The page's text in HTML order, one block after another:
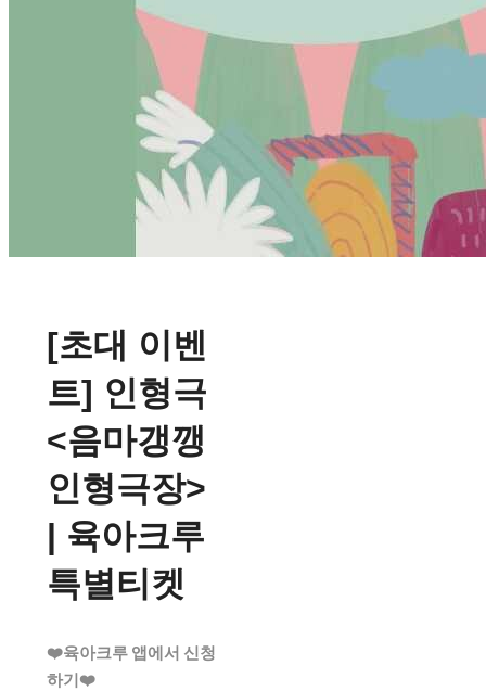
[초대 이벤
트] 인형극
<음마갱깽
인형극장>
| 육아크루
특별티켓
❤️육아크루 앱에서 신청
하기❤️